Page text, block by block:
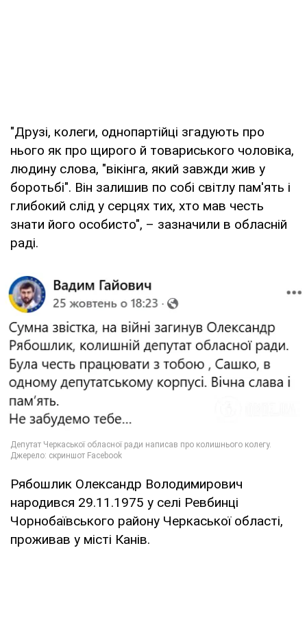
"Друзі, колеги, однопартійці згадують про
нього як про щирого й товариського чоловіка,
людину слова, "вікінга, який завжди жив у
боротьбі". Він залишив по собі світлу пам'ять і
глибокий слід у серцях тих, хто мав честь
знати його особисто", – зазначили в обласній
раді.
Рябошлик Олександр Володимирович
народився 29.11.1975 у селі Ревбинці
Чорнобаївського району Черкаської області,
проживав у місті Канів.